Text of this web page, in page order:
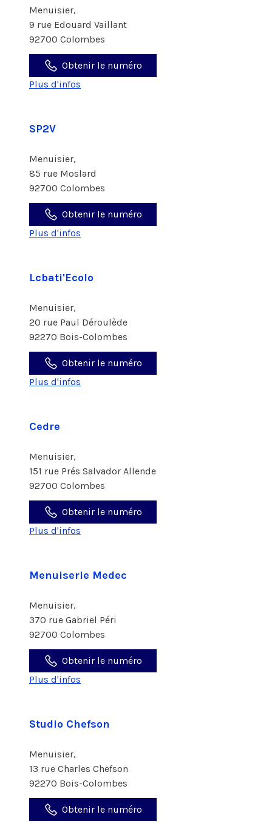
Menuisier,
9 rue Edouard Vaillant
92700 Colombes
Obtenir le numéro
Plus d'infos
SP2V
Menuisier,
85 rue Moslard
92700 Colombes
Obtenir le numéro
Plus d'infos
Lcbati'Ecolo
Menuisier,
20 rue Paul Déroulède
92270 Bois-Colombes
Obtenir le numéro
Plus d'infos
Cedre
Menuisier,
151 rue Prés Salvador Allende
92700 Colombes
Obtenir le numéro
Plus d'infos
Menuiserie Medec
Menuisier,
370 rue Gabriel Péri
92700 Colombes
Obtenir le numéro
Plus d'infos
Studio Chefson
Menuisier,
13 rue Charles Chefson
92270 Bois-Colombes
Obtenir le numéro